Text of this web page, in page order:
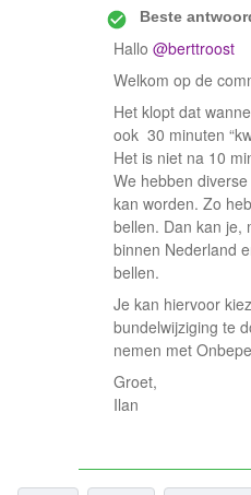
Beste
Hallo @berttroost
Welkom op de
Het klopt dat
ook 30 minuten
Het is niet na 10
We hebben
kan worden. Zo
bellen. Dan kan je,
binnen Nederland
bellen.
Je kan hiervoor
bundelwijziging te
nemen met
Groet,
Ilan